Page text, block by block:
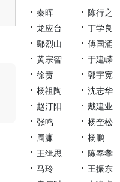
秦晖 陈行之
龙应台
丁学良
鄢烈山
傅国涌
黄宗智
于建嵘
徐贲
郭宇宽
杨祖陶
沈志华
赵汀阳
戴建业
张鸣
杨奎松
周濂
杨鹏
王缉思
陈奉孝
马玲
王振东